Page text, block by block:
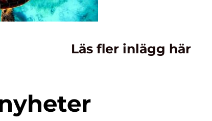
Läs fler inlägg här